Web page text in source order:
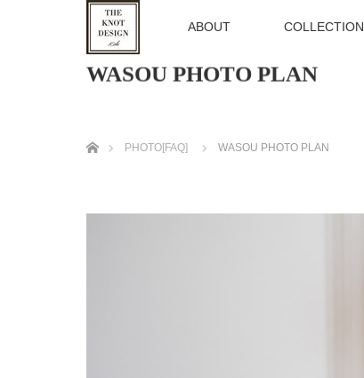
TOP ABOUT COLLECTION
WASOU PHOTO PLAN
PHOTO[FAQ]
WASOU PHOTO PLAN